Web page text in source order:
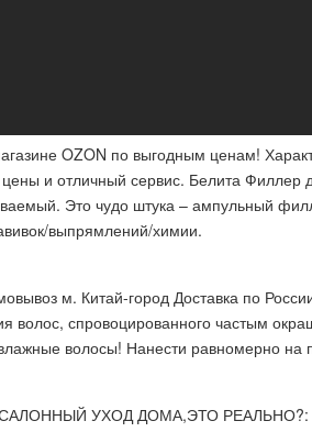
OZON по выгодным ценам!
и отличный сервис. Белита Филлер
Это чудо штука – ампульный
выпрямлений/химии.
м. Китай-город Доставка по
волос, спровоцированного частым
волосы! Нанести равномерно на
УХОД ДОМА,ЭТО РЕАЛЬНО?: